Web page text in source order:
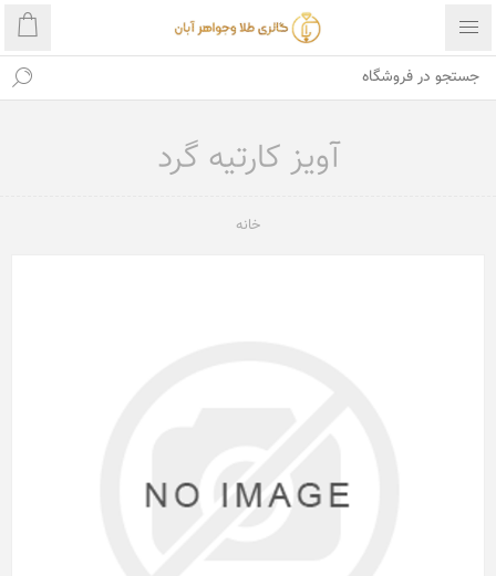
آویز کارتیه گرد
خانه